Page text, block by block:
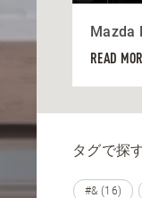
Mazda
READ
タグで探
#& (16)